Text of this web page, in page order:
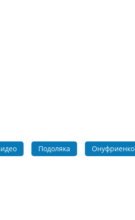
Подоляка Онуфриенко